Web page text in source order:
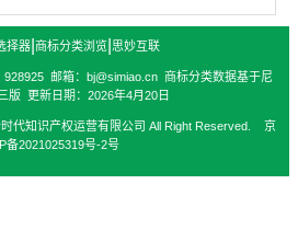
择器| 商标分类浏览| 思妙互联
邮箱：bj@simiao.cn 商标分类数据基于尼
版 更新日期：2026年4月20日
代知识产权运营有限公司 All Right Reserved. 京
备2021025319号-2号